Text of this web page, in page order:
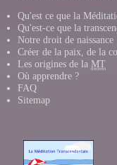
Qu'est ce que la
Qu'est-ce que la
Notre droit de naissance
Créer de la paix, de la
Les origines de la MT
Où apprendre ?
FAQ
Sitemap